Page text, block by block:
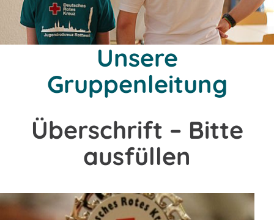
Unsere
Gruppenleitung
Überschrift – Bitte
ausfüllen